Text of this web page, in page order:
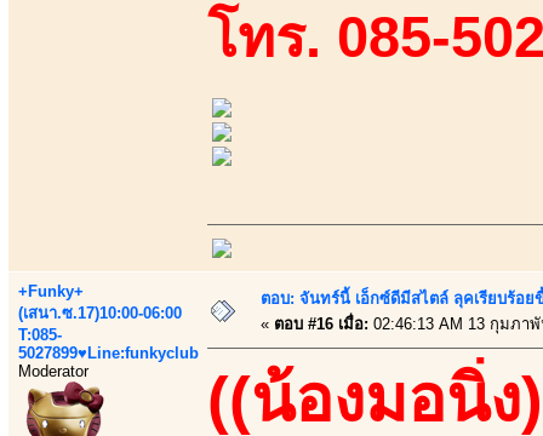
โทร. 085-
+Funky+
(เสนา.ซ.17)10:00-06:00
T:085-
5027899♥Line:funkyclub
Moderator
ตอบ: จันทร์นี้ เอ็กซ์ดีมีสไตล์ ลุคเรียบร้อ
« ตอบ #16 เมื่อ: 02:46:13 AM 13 กุมภา
((น้องมอนิ่ง